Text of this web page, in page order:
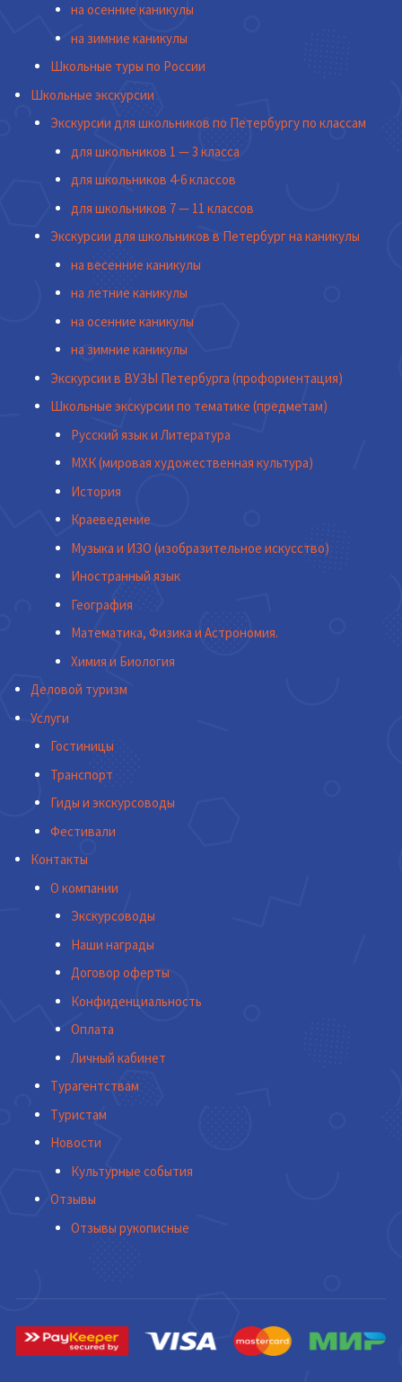
на осенние каникулы
на зимние каникулы
Школьные туры по России
Школьные экскурсии
Экскурсии для школьников по Петербургу по классам
для школьников 1 — 3 класса
для школьников 4-6 классов
для школьников 7 — 11 классов
Экскурсии для школьников в Петербург на каникулы
на весенние каникулы
на летние каникулы
на осенние каникулы
на зимние каникулы
Экскурсии в ВУЗЫ Петербурга (профориентация)
Школьные экскурсии по тематике (предметам)
Русский язык и Литература
МХК (мировая художественная культура)
История
Краеведение
Музыка и ИЗО (изобразительное искусство)
Иностранный язык
География
Математика, Физика и Астрономия.
Химия и Биология
Деловой туризм
Услуги
Гостиницы
Транспорт
Гиды и экскурсоводы
Фестивали
Контакты
О компании
Экскурсоводы
Наши награды
Договор оферты
Конфиденциальность
Оплата
Личный кабинет
Турагентствам
Туристам
Новости
Культурные события
Отзывы
Отзывы рукописные